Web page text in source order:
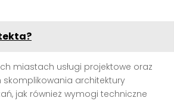
miastach usługi projektowe oraz
skomplikowania architektury
jak również wymogi techniczne